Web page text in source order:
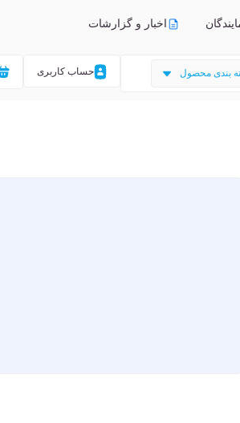
اخبار و گزارشات
حساب کاربری